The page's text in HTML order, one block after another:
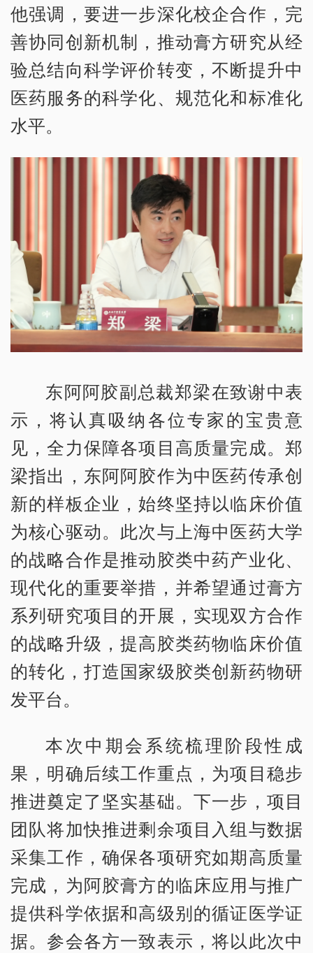
他强调，要进一步深化校企合作，完
善协同创新机制，推动膏方研究从经
验总结向科学评价转变，不断提升中
医药服务的科学化、规范化和标准化
水平。
东阿阿胶副总裁郑梁在致谢中表
示，将认真吸纳各位专家的宝贵意
见，全力保障各项目高质量完成。郑
梁指出，东阿阿胶作为中医药传承创
新的样板企业，始终坚持以临床价值
为核心驱动。此次与上海中医药大学
的战略合作是推动胶类中药产业化、
现代化的重要举措，并希望通过膏方
系列研究项目的开展，实现双方合作
的战略升级，提高胶类药物临床价值
的转化，打造国家级胶类创新药物研
发平台。
本次中期会系统梳理阶段性成
果，明确后续工作重点，为项目稳步
推进奠定了坚实基础。下一步，项目
团队将加快推进剩余项目入组与数据
采集工作，确保各项研究如期高质量
完成，为阿胶膏方的临床应用与推广
提供科学依据和高级别的循证医学证
据。参会各方一致表示，将以此次中